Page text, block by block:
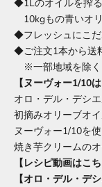
◆1Lのオイルを搾
10kgもの青いオ
◆フレッシュにこ
◆ご注文1本から送
※一部地域を除く
【ヌーヴォー1/10は
オロ・デル・デシ
初摘みオリーブオ
ヌーヴォー1/10を
焼き芋クリームの
【レシピ動画はこち
【オロ・デル・デ